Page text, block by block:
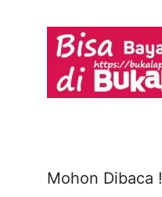
Mohon Dibaca !